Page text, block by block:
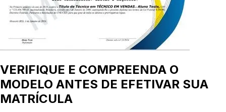
VERIFIQUE E COMPREENDA O
MODELO ANTES DE EFETIVAR SUA
MATRÍCULA